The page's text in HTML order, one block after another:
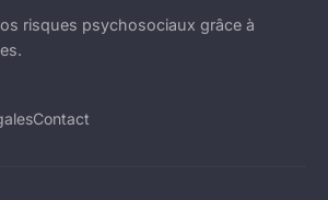
risques psychosociaux grâce à
Contact